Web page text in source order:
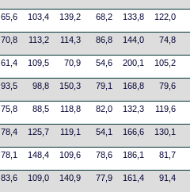
65,6 103,4 139,2 68,2 133,8 122,0
70,8 113,2 114,3 86,8 144,0 74,8
61,4 109,5 70,9 54,6 200,1 105,2
93,5 98,8 150,3 79,1 168,8 79,6
75,8 88,5 118,8 82,0 132,3 119,6
78,4 125,7 119,1 54,1 166,6 130,1
78,1 148,4 109,6 78,6 186,1 81,7
83,6 109,0 140,9 77,9 161,4 91,4